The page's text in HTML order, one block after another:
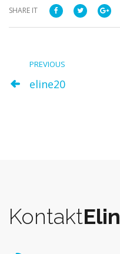
SHARE IT
PREVIOUS
eline20
KontaktElin